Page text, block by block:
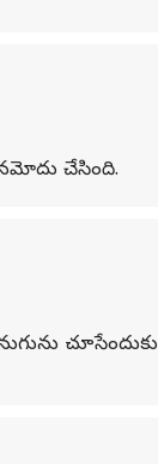
చేసింది.
చూసేందుకు